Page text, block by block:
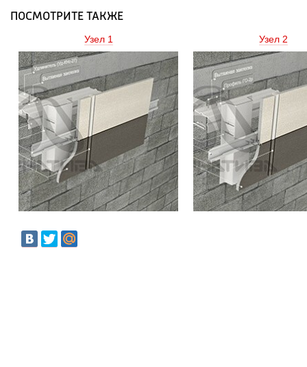
ПОСМОТРИТЕ ТАКЖЕ
Узел 1 Узел 2